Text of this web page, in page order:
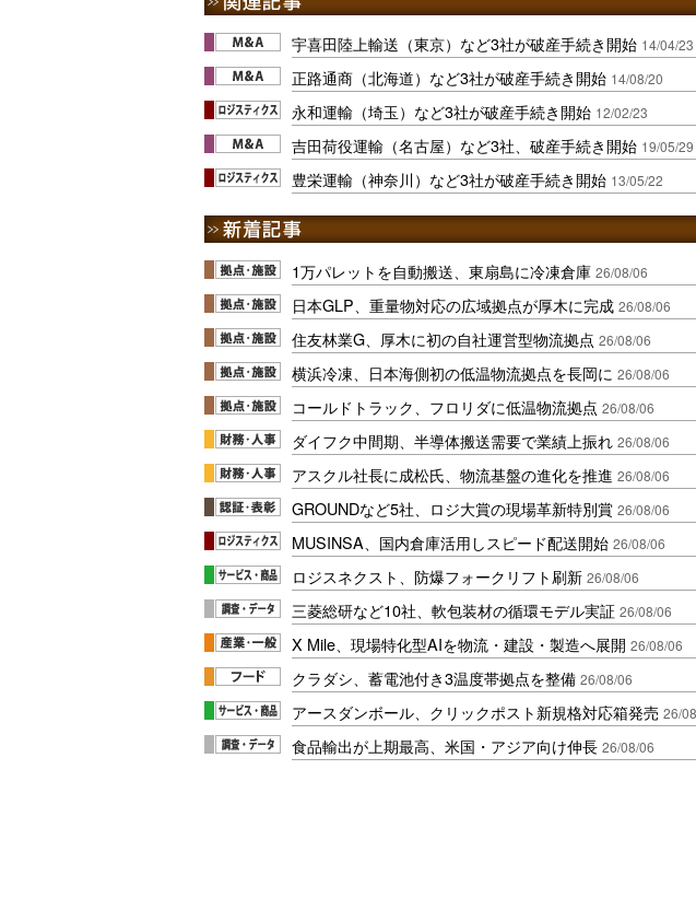
宇喜田陸上輸送（東京）など3社が破産手続き開始 14/04/23
正路通商（北海道）など3社が破産手続き開始 14/08/20
永和運輸（埼玉）など3社が破産手続き開始 12/02/23
吉田荷役運輸（名古屋）など3社、破産手続き開始 19/05/29
豊栄運輸（神奈川）など3社が破産手続き開始 13/05/22
1万パレットを自動搬送、東扇島に冷凍倉庫 26/08/06
日本GLP、重量物対応の広域拠点が厚木に完成 26/08/06
住友林業G、厚木に初の自社運営型物流拠点 26/08/06
横浜冷凍、日本海側初の低温物流拠点を長岡に 26/08/06
コールドトラック、フロリダに低温物流拠点 26/08/06
ダイフク中間期、半導体搬送需要で業績上振れ 26/08/06
アスクル社長に成松氏、物流基盤の進化を推進 26/08/06
GROUNDなど5社、ロジ大賞の現場革新特別賞 26/08/06
MUSINSA、国内倉庫活用しスピード配送開始 26/08/06
ロジスネクスト、防爆フォークリフト刷新 26/08/06
三菱総研など10社、軟包装材の循環モデル実証 26/08/06
X Mile、現場特化型AIを物流・建設・製造へ展開 26/08/06
クラダシ、蓄電池付き3温度帯拠点を整備 26/08/06
アースダンボール、クリックポスト新規格対応箱発売 26/
食品輸出が上期最高、米国・アジア向け伸長 26/08/06